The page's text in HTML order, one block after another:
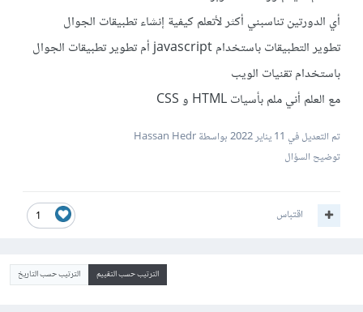
أي الدورتين تناسبني أكثر لأتعلم كيفية إنشاء تطبيقات الجوال
تطوير التطبيقات باستخدام javascript أم تطوير تطبيقات الجوال
باستخدام تقنيات الويب
مع العلم أني ملم بأسيات HTML و CSS
تم التعديل في 11 يناير 2022
بواسطة Hassan Hedr
توضيح السؤال
1 اقتباس
الترتيب حسب التقييم الترتيب حسب التاريخ